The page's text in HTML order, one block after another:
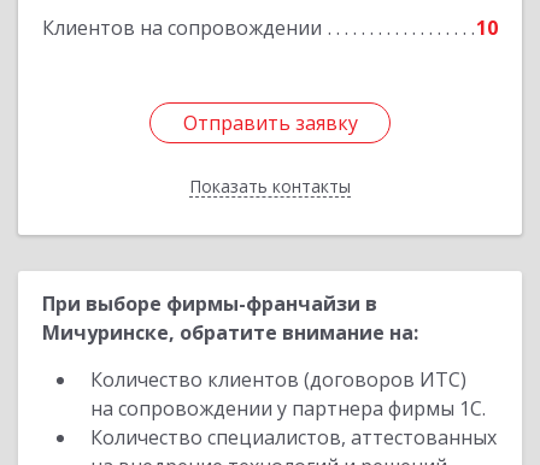
Клиентов на сопровождении 10
Отправить заявку
Показать контакты
Отправить заявку
Назад
При выборе фирмы-франчайзи в
Мичуринске, обратите внимание на:
Количество клиентов (договоров ИТС)
на сопровождении у партнера фирмы 1С.
Количество специалистов, аттестованных